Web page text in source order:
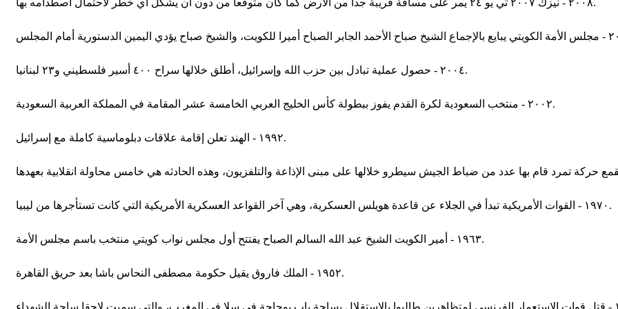
٢٠٠٨ - نيزك ٢٠٠٧ تي يو ٢٤ يمر على مسافة قريبة جدا من الأرض كما كان متوقعا من دون أن يشكل أي خطر لاحتمال اصطدامه بها.
٢٠٠٤ - حصول عملية تبادل بين حزب الله وإسرائيل، أطلق خلالها سراح ٤٠٠ أسير فلسطيني و٢٣ لبنانيا.
٢٠٠٢ - منتخب السعودية لكرة القدم يفوز ببطولة كأس الخليج العربي الخامسة عشر المقامة في المملكة العربية السعودية.
١٩٩٢ - الهند تعلن إقامة علاقات دبلوماسية كاملة مع إسرائيل.
١٩٧٠ - القوات الأمريكية تبدأ في الجلاء عن قاعدة هويلس العسكرية، وهي آخر القواعد العسكرية الأمريكية التي كانت تستأجرها من ليبيا.
١٩٦٣ - أمير الكويت الشيخ عبد الله السالم الصباح يفتتح أول مجلس نواب كويتي منتخب باسم مجلس الأمة.
١٩٥٢ - الملك فاروق يقيل حكومة مصطفى النحاس باشا بعد حريق القاهرة.